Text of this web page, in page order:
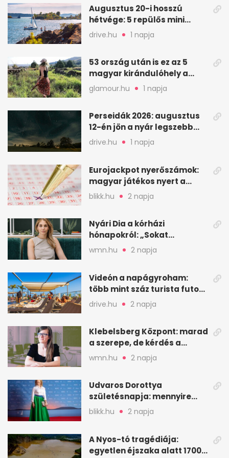
Augusztus 20-i hosszú
hétvége: 5 repülős mini
nyaralás 0 szabadsággal
drive.hu 1 napja
53 ország után is ez az 5
magyar kirándulóhely a
kedvencem
glamour.hu 1 napja
Perseidák 2026: augusztus
12-én jön a nyár legszebb
csillaghullása
drive.hu 1 napja
Eurojackpot nyerőszámok:
magyar játékos nyert a
2026. augusztus 4-i húzáson
blikk.hu 2 napja
Nyári Dia a kórházi
hónapokról: „Sokat
veszekedtem Istennel”
wmn.hu 2 napja
Videón a napágyroham:
több mint száz turista futott
a helyekért Tenerifén
drive.hu 2 napja
Klebelsberg Központ: marad
a szerepe, de kérdés a
hitelessége
wmn.hu 2 napja
Udvaros Dorottya
születésnapja: mennyire
ismered a filmszerepeit?
blikk.hu 2 napja
A Nyos-tó tragédiája:
egyetlen éjszaka alatt 1700